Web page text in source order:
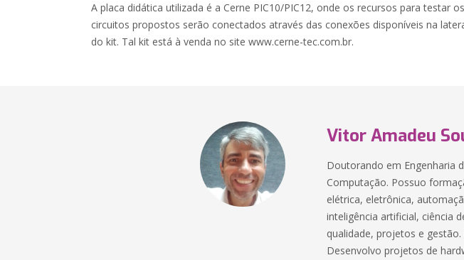
A placa didática utilizada é a Cerne PIC10/PIC12, onde os recursos para testar os
circuitos propostos serão conectados através das conexões disponíveis na
do kit. Tal kit está à venda no site www.cerne-tec.com.br.
Vitor Amadeu
Doutorando em Engenharia
Computação. Possuo
elétrica, eletrônica,
inteligência artificial, ciência
qualidade, projetos e
Desenvolvo projetos de